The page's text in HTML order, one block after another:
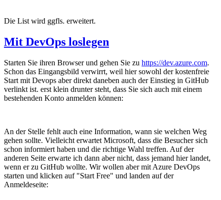
Die List wird ggfls. erweitert.
Mit DevOps loslegen
Starten Sie ihren Browser und gehen Sie zu https://dev.azure.com.
Schon das Eingangsbild verwirrt, weil hier sowohl der kostenfreie
Start mit Devops aber direkt daneben auch der Einstieg in GitHub
verlinkt ist. erst klein drunter steht, dass Sie sich auch mit einem
bestehenden Konto anmelden können:
An der Stelle fehlt auch eine Information, wann sie welchen Weg
gehen sollte. Vielleicht erwartet Microsoft, dass die Besucher sich
schon informiert haben und die richtige Wahl treffen. Auf der
anderen Seite erwarte ich dann aber nicht, dass jemand hier landet,
wenn er zu GitHub wollte. Wir wollen aber mit Azure DevOps
starten und klicken auf "Start Free" und landen auf der
Anmeldeseite: